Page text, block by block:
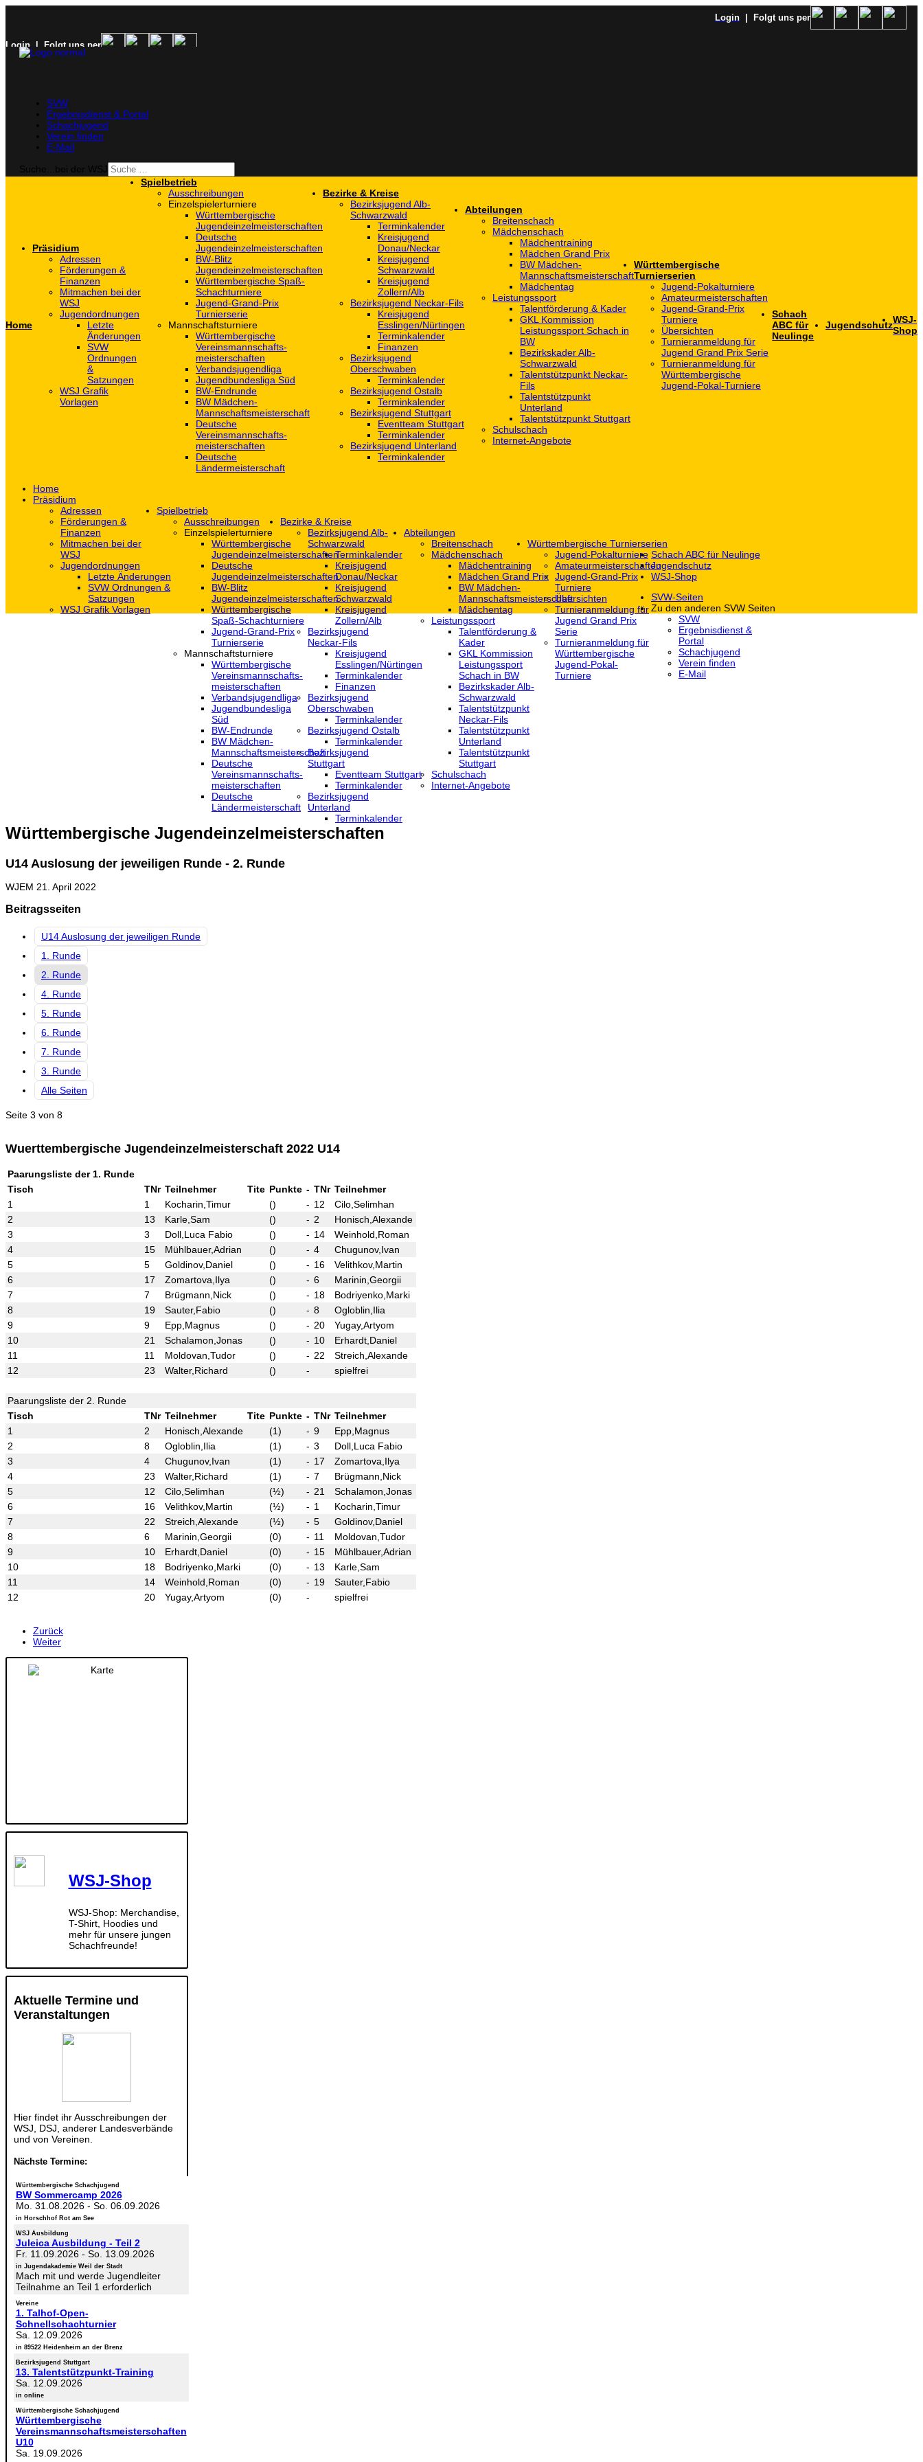
Login | Folgt uns per
Login | Folgt uns per
SVW
Ergebnisdienst & Portal
Schachjugend
Verein finden
E-Mail
Home
Präsidium
Adressen
Förderungen &
Finanzen
Mitmachen bei der
WSJ
Jugendordnungen
Letzte
Änderungen
SVW
Ordnungen
&
Satzungen
WSJ Grafik
Vorlagen
Spielbetrieb
Ausschreibungen
Einzelspielerturniere
Württembergische
Jugendeinzelmeisterschaften
Deutsche
Jugendeinzelmeisterschaften
BW-Blitz
Jugendeinzelmeisterschaften
Württembergische Spaß-
Schachturniere
Jugend-Grand-Prix
Turnierserie
Mannschaftsturniere
Württembergische
Vereinsmannschafts-
meisterschaften
Verbandsjugendliga
Jugendbundesliga Süd
BW-Endrunde
BW Mädchen-
Mannschaftsmeisterschaft
Deutsche
Vereinsmannschafts-
meisterschaften
Deutsche
Ländermeisterschaft
Bezirke & Kreise
Bezirksjugend Alb-
Schwarzwald
Terminkalender
Kreisjugend
Donau/Neckar
Kreisjugend
Schwarzwald
Kreisjugend
Zollern/Alb
Bezirksjugend Neckar-Fils
Kreisjugend
‎Esslingen/Nürtingen
Terminkalender
Finanzen
Bezirksjugend
Oberschwaben
Terminkalender
Bezirksjugend Ostalb
Terminkalender
Bezirksjugend Stuttgart
‎Eventteam Stuttgart
Terminkalender
Bezirksjugend Unterland
Terminkalender
Abteilungen
Breitenschach
Mädchenschach
Mädchentraining
Mädchen Grand Prix
BW Mädchen-
Mannschaftsmeisterschaft
Mädchentag
Leistungssport
Talentförderung & Kader
GKL Kommission
Leistungssport Schach in
BW
Bezirkskader Alb-
Schwarzwald
Talentstützpunkt Neckar-
Fils
Talentstützpunkt
Unterland
Talentstützpunkt Stuttgart
Schulschach
Internet-Angebote
Württembergische
Turnierserien
Jugend-Pokalturniere
Amateurmeisterschaften
Jugend-Grand-Prix
Turniere
Übersichten
Turnieranmeldung für
Jugend Grand Prix Serie
Turnieranmeldung für
Württembergische
Jugend-Pokal-Turniere
Schach
ABC für
Neulinge
JugendschutzWSJ-
Shop
Home
Präsidium
Adressen
Förderungen &
Finanzen
Mitmachen bei der
WSJ
Jugendordnungen
Letzte Änderungen
SVW Ordnungen &
Satzungen
WSJ Grafik Vorlagen
Spielbetrieb
Ausschreibungen
Einzelspielerturniere
Württembergische
Jugendeinzelmeisterschaften
Deutsche
Jugendeinzelmeisterschaften
BW-Blitz
Jugendeinzelmeisterschaften
Württembergische
Spaß-Schachturniere
Jugend-Grand-Prix
Turnierserie
Mannschaftsturniere
Württembergische
Vereinsmannschafts-
meisterschaften
Verbandsjugendliga
Jugendbundesliga
Süd
BW-Endrunde
BW Mädchen-
Mannschaftsmeisterschaft
Deutsche
Vereinsmannschafts-
meisterschaften
Deutsche
Ländermeisterschaft
Bezirke & Kreise
Bezirksjugend Alb-
Schwarzwald
Terminkalender
Kreisjugend
Donau/Neckar
Kreisjugend
Schwarzwald
Kreisjugend
Zollern/Alb
Bezirksjugend
Neckar-Fils
Kreisjugend
‎Esslingen/Nürtingen
Terminkalender
Finanzen
Bezirksjugend
Oberschwaben
Terminkalender
Bezirksjugend Ostalb
Terminkalender
Bezirksjugend
Stuttgart
‎Eventteam Stuttgart
Terminkalender
Bezirksjugend
Unterland
Terminkalender
Abteilungen
Breitenschach
Mädchenschach
Mädchentraining
Mädchen Grand Prix
BW Mädchen-
Mannschaftsmeisterschaft
Mädchentag
Leistungssport
Talentförderung &
Kader
GKL Kommission
Leistungssport
Schach in BW
Bezirkskader Alb-
Schwarzwald
Talentstützpunkt
Neckar-Fils
Talentstützpunkt
Unterland
Talentstützpunkt
Stuttgart
Schulschach
Internet-Angebote
Württembergische Turnierserien
Jugend-Pokalturniere
Amateurmeisterschaften
Jugend-Grand-Prix
Turniere
Übersichten
Turnieranmeldung für
Jugend Grand Prix
Serie
Turnieranmeldung für
Württembergische
Jugend-Pokal-
Turniere
Schach ABC für Neulinge
Jugendschutz
WSJ-Shop
SVW-Seiten
Zu den anderen SVW Seiten
SVW
Ergebnisdienst &
Portal
Schachjugend
Verein finden
E-Mail
Württembergische Jugendeinzelmeisterschaften
U14 Auslosung der jeweiligen Runde - 2. Runde
WJEM 21. April 2022
Beitragsseiten
U14 Auslosung der jeweiligen Runde
1. Runde
2. Runde
4. Runde
5. Runde
6. Runde
7. Runde
3. Runde
Alle Seiten
Seite 3 von 8
Wuerttembergische Jugendeinzelmeisterschaft 2022 U14
Paarungsliste der 1. Runde
Tisch
TNr Teilnehmer Tite Punkte - TNr Teilnehmer
1
1 Kocharin,Timur () - 12 Cilo,Selimhan
2
13 Karle,Sam () - 2 Honisch,Alexande
3
3 Doll,Luca Fabio () - 14 Weinhold,Roman
4
15 Mühlbauer,Adrian () - 4 Chugunov,Ivan
5
5 Goldinov,Daniel () - 16 Velithkov,Martin
6
17 Zomartova,Ilya () - 6 Marinin,Georgii
7
7 Brügmann,Nick () - 18 Bodriyenko,Marki
8
19 Sauter,Fabio () - 8 Ogloblin,Ilia
9
9 Epp,Magnus () - 20 Yugay,Artyom
10
21 Schalamon,Jonas () - 10 Erhardt,Daniel
11
11 Moldovan,Tudor () - 22 Streich,Alexande
12
23 Walter,Richard () - spielfrei
Paarungsliste der 2. Runde
Tisch
TNr Teilnehmer Tite Punkte - TNr Teilnehmer
1
2 Honisch,Alexande (1) - 9 Epp,Magnus
2
8 Ogloblin,Ilia (1) - 3 Doll,Luca Fabio
3
4 Chugunov,Ivan (1) - 17 Zomartova,Ilya
4
23 Walter,Richard (1) - 7 Brügmann,Nick
5
12 Cilo,Selimhan (½) - 21 Schalamon,Jonas
6
16 Velithkov,Martin (½) - 1 Kocharin,Timur
7
22 Streich,Alexande (½) - 5 Goldinov,Daniel
8
6 Marinin,Georgii (0) - 11 Moldovan,Tudor
9
10 Erhardt,Daniel (0) - 15 Mühlbauer,Adrian
10
18 Bodriyenko,Marki (0) - 13 Karle,Sam
11
14 Weinhold,Roman (0) - 19 Sauter,Fabio
12
20 Yugay,Artyom (0) - spielfrei
Zurück
Weiter
WSJ-Shop
WSJ-Shop: Merchandise,
T-Shirt, Hoodies und
mehr für unsere jungen
Schachfreunde!
Aktuelle Termine und
Veranstaltungen
Hier findet ihr Ausschreibungen der
WSJ, DSJ, anderer Landesverbände
und von Vereinen.
Nächste Termine:
Württembergische Schachjugend
BW Sommercamp 2026
Mo. 31.08.2026- So. 06.09.2026
in Horschhof Rot am See
WSJ Ausbildung
Juleica Ausbildung - Teil 2
Fr. 11.09.2026- So. 13.09.2026
in Jugendakademie Weil der Stadt
Mach mit und werde Jugendleiter
Teilnahme an Teil 1 erforderlich
Vereine
1. Talhof-Open-
Schnellschachturnier
Sa. 12.09.2026
in 89522 Heidenheim an der Brenz
Bezirksjugend Stuttgart
13. Talentstützpunkt-Training
Sa. 12.09.2026
in online
Württembergische Schachjugend
Württembergische
Vereinsmannschaftsmeisterschaften
U10
Sa. 19.09.2026